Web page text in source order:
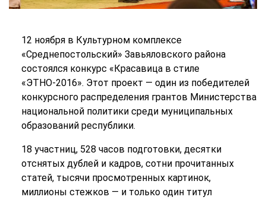
12 ноября в Культурном комплексе
«Среднепостольский» Завьяловского района
состоялся конкурс «Красавица в стиле
«ЭТНО-2016». Этот проект — один из победителей
конкурсного распределения грантов Министерства
национальной политики среди муниципальных
образований республики.
18 участниц, 528 часов подготовки, десятки
отснятых дублей и кадров, сотни прочитанных
статей, тысячи просмотренных картинок,
миллионы стежков — и только один титул